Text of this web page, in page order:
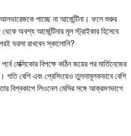
পাচ্ছে না আর্জেন্টিনা। ফলে শুরুর
অবশ্য আর্জেন্টিনার মূল স্ট্রাইকার হিসেবে
ভরসা রাখবেন স্কালোনি?
মেক্সিকোর বিপক্ষে কঠিন জয়ের পর মার্তিনেজের
বেশি এবং প্রেসিংয়েও তুলনামূলকভাবে বেশি
বিশ্বকাপে লিওনেল মেসির সঙ্গে আক্রমণভাগে